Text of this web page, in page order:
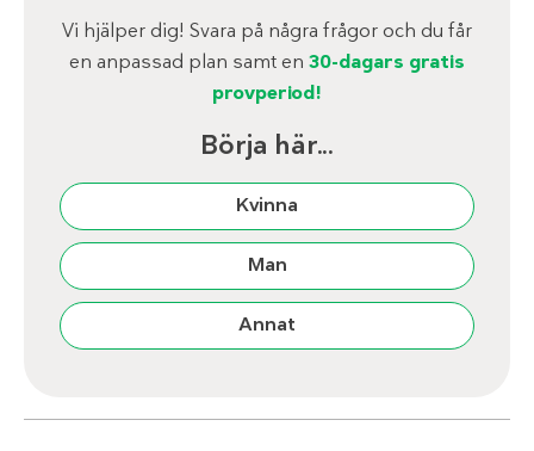
Vi hjälper dig! Svara på några frågor och du får
en anpassad plan samt en 30-dagars gratis
provperiod!
Börja här...
Kvinna
Man
Annat